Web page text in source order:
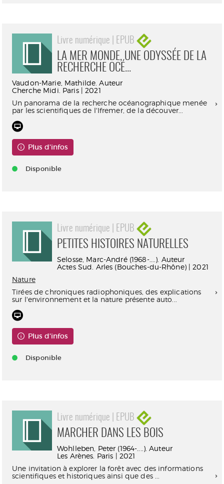
Livre numérique | EPUB
LA MER MONDE, UNE ODYSSÉE DE LA
RECHERCHE OCÉ...
Vaudon-Marie, Mathilde. Auteur
Cherche Midi. Paris | 2021
Un panorama de la recherche océanographique menée
par les scientifiques de l'Ifremer, de la découver...
Plus d'infos
Disponible
Livre numérique | EPUB
PETITES HISTOIRES NATURELLES
Selosse, Marc-André (1968-....). Auteur
Actes Sud. Arles (Bouches-du-Rhône) | 2021
Nature
Tirées de chroniques radiophoniques, des explications
sur l'environnement et la nature présente auto...
Plus d'infos
Disponible
Livre numérique | EPUB
MARCHER DANS LES BOIS
Wohlleben, Peter (1964-....). Auteur
Les Arènes. Paris | 2021
Une invitation à explorer la forêt avec des informations
scientifiques et historiques ainsi que des ...